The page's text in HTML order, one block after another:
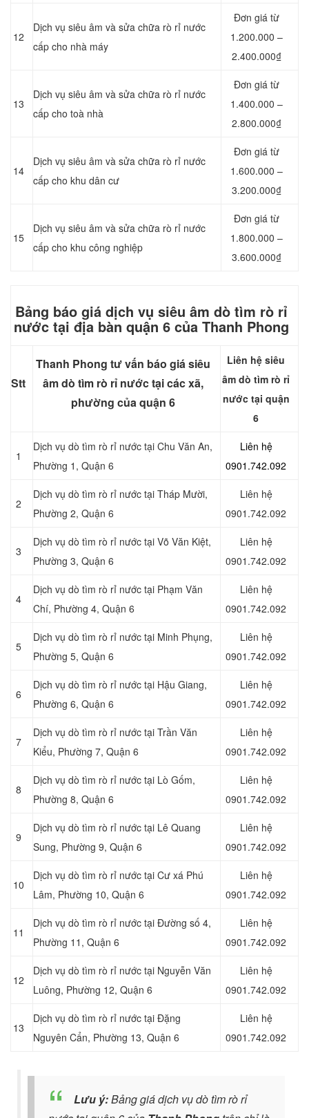
12
Dịch vụ siêu âm và sửa chữa rò rỉ nước
cấp cho nhà máy
Đơn giá từ
1.200.000 –
2.400.000₫
13
Dịch vụ siêu âm và sửa chữa rò rỉ nước
cấp cho toà nhà
Đơn giá từ
1.400.000 –
2.800.000₫
14
Dịch vụ siêu âm và sửa chữa rò rỉ nước
cấp cho khu dân cư
Đơn giá từ
1.600.000 –
3.200.000₫
15
Dịch vụ siêu âm và sửa chữa rò rỉ nước
cấp cho khu công nghiệp
Đơn giá từ
1.800.000 –
3.600.000₫
Bảng báo giá dịch vụ siêu âm dò tìm rò rỉ
nước tại địa bàn quận 6 của Thanh Phong
Stt
Thanh Phong tư vấn báo giá siêu
âm dò tìm rò rỉ nước tại các xã,
phường của quận 6
Liên hệ siêu
âm dò tìm rò rỉ
nước tại quận
6
1
Dịch vụ dò tìm rò rỉ nước tại Chu Văn An,
Phường 1, Quận 6
Liên hệ
0901.742.092
2
Dịch vụ dò tìm rò rỉ nước tại Tháp Mười,
Phường 2, Quận 6
Liên hệ
0901.742.092
3
Dịch vụ dò tìm rò rỉ nước tại Võ Văn Kiệt,
Phường 3, Quận 6
Liên hệ
0901.742.092
4
Dịch vụ dò tìm rò rỉ nước tại Phạm Văn
Chí, Phường 4, Quận 6
Liên hệ
0901.742.092
5
Dịch vụ dò tìm rò rỉ nước tại Minh Phụng,
Phường 5, Quận 6
Liên hệ
0901.742.092
6
Dịch vụ dò tìm rò rỉ nước tại Hậu Giang,
Phường 6, Quận 6
Liên hệ
0901.742.092
7
Dịch vụ dò tìm rò rỉ nước tại Trần Văn
Kiểu, Phường 7, Quận 6
Liên hệ
0901.742.092
8
Dịch vụ dò tìm rò rỉ nước tại Lò Gốm,
Phường 8, Quận 6
Liên hệ
0901.742.092
9
Dịch vụ dò tìm rò rỉ nước tại Lê Quang
Sung, Phường 9, Quận 6
Liên hệ
0901.742.092
10
Dịch vụ dò tìm rò rỉ nước tại Cư xá Phú
Lâm, Phường 10, Quận 6
Liên hệ
0901.742.092
11
Dịch vụ dò tìm rò rỉ nước tại Đường số 4,
Phường 11, Quận 6
Liên hệ
0901.742.092
12
Dịch vụ dò tìm rò rỉ nước tại Nguyễn Văn
Luông, Phường 12, Quận 6
Liên hệ
0901.742.092
13
Dịch vụ dò tìm rò rỉ nước tại Đặng
Nguyên Cẩn, Phường 13, Quận 6
Liên hệ
0901.742.092
Lưu ý:Bảng giá dịch vụ dò tìm rò rỉ